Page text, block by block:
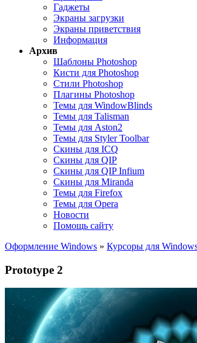
Гаджеты
Экраны загрузки
Экраны приветствия
Информация
Архив
Шаблоны Photoshop
Кисти для Photoshop
Стили Photoshop
Плагины Photoshop
Темы для WindowBlinds
Темы для Talisman
Темы для Aston2
Темы для Styler Toolbar
Скины для ICQ
Скины для QIP
Скины для QIP Infium
Скины для Miranda
Темы для Firefox
Темы для Opera
Новости
Помощь сайту
Оформление Windows » Курсоры для
Prototype 2